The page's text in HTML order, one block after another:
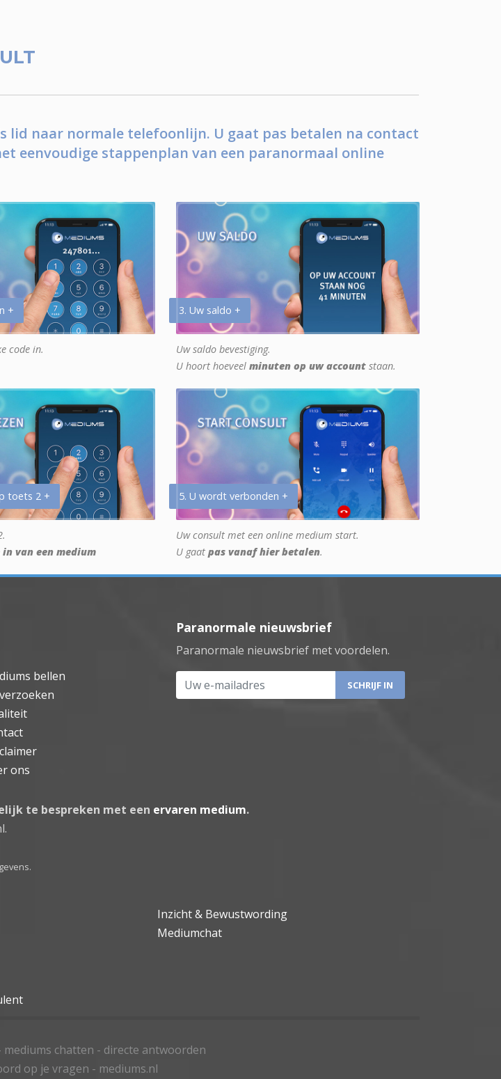
lid naar normale telefoonlijn. U gaat pas betalen na contact
eenvoudige stappenplan van een paranormaal online
+
code in.
3. Uw saldo +
Uw saldo bevestiging.
U hoort hoeveel minuten op uw account staan.
toets 2 +
van een medium
5. U wordt verbonden +
Uw consult met een online medium start.
U gaat pas vanaf hier betalen.
bellen
ons
Paranormale nieuwsbrief
Paranormale nieuwsbrief met voordelen.
Uw e-mailadres
te bespreken met een ervaren medium.
Inzicht & Bewustwording
Mediumchat
chatten - directe antwoorden
op je vragen - mediums.nl